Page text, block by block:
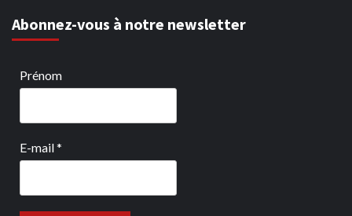
Abonnez-vous à notre newsletter
Prénom
E-mail*